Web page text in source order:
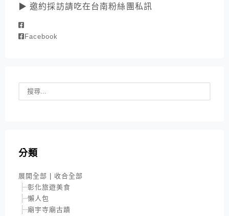
▶ 邀約採訪請吃在台南粉絲團私訊
Facebook
分類
展開全部 | 收合全部
彰化旅遊美食
懶人包
廟宇寺廟古蹟